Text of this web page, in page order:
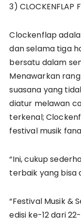
3) CLOCKENFLAP
Clockenflap
dan selama tiga
bersatu dalam
Menawarkan
suasana yang
diatur melawan
terkenal;
festival musik
“Ini, cukup
terbaik yang bisa
“Festival Musik &
edisi ke-12 dari